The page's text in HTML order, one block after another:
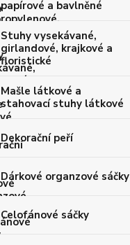
papírové a bavlněné
Stuhy vysekávané,
girlandové, krajkové a
floristické
Mašle látkové a
stahovací stuhy látkové
Dekorační peří
Dárkové organzové sáčky
Celofánové sáčky